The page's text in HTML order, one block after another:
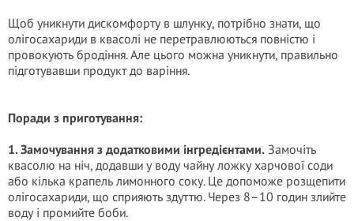
Щоб уникнути дискомфорту в шлунку, потрібно знати, що
олігосахариди в квасолі не перетравлюються повністю і
провокують бродіння. Але цього можна уникнути, правильно
підготувавши продукт до варіння.
Поради з приготування:
1. Замочування з додатковими інгредієнтами. Замочіть
квасолю на ніч, додавши у воду чайну ложку харчової соди
або кілька крапель лимонного соку. Це допоможе розщепити
олігосахариди, що сприяють здуттю. Через 8–10 годин злийте
воду і промийте боби.